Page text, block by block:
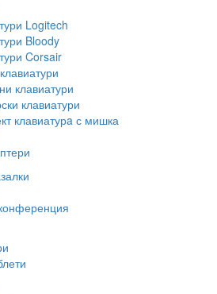
Logitech
Bloody
Corsair
клавиатури
клавиатури
клавиатурa с мишка